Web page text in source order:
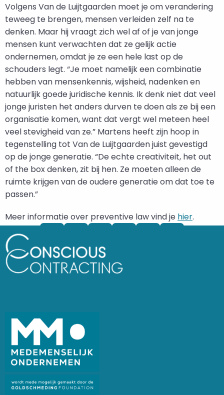
Volgens Van de Luijtgaarden moet je om verandering
teweeg te brengen, mensen verleiden zelf na te
denken. Maar hij vraagt zich wel af of je van jonge
mensen kunt verwachten dat ze gelijk actie
ondernemen, omdat je ze een hele last op de
schouders legt. “Je moet namelijk een combinatie
hebben van mensenkennis, wijsheid, nadenken en
natuurlijk goede juridische kennis. Ik denk niet dat veel
jonge juristen het anders durven te doen als ze bij een
organisatie komen, want dat vergt wel meteen heel
veel stevigheid van ze.” Martens heeft zijn hoop in
tegenstelling tot Van de Luijtgaarden juist gevestigd
op de jonge generatie. “De echte creativiteit, het out
of the box denken, zit bij hen. Ze moeten alleen de
ruimte krijgen van de oudere generatie om dat toe te
passen.”
Meer informatie over preventive law vind je hier.